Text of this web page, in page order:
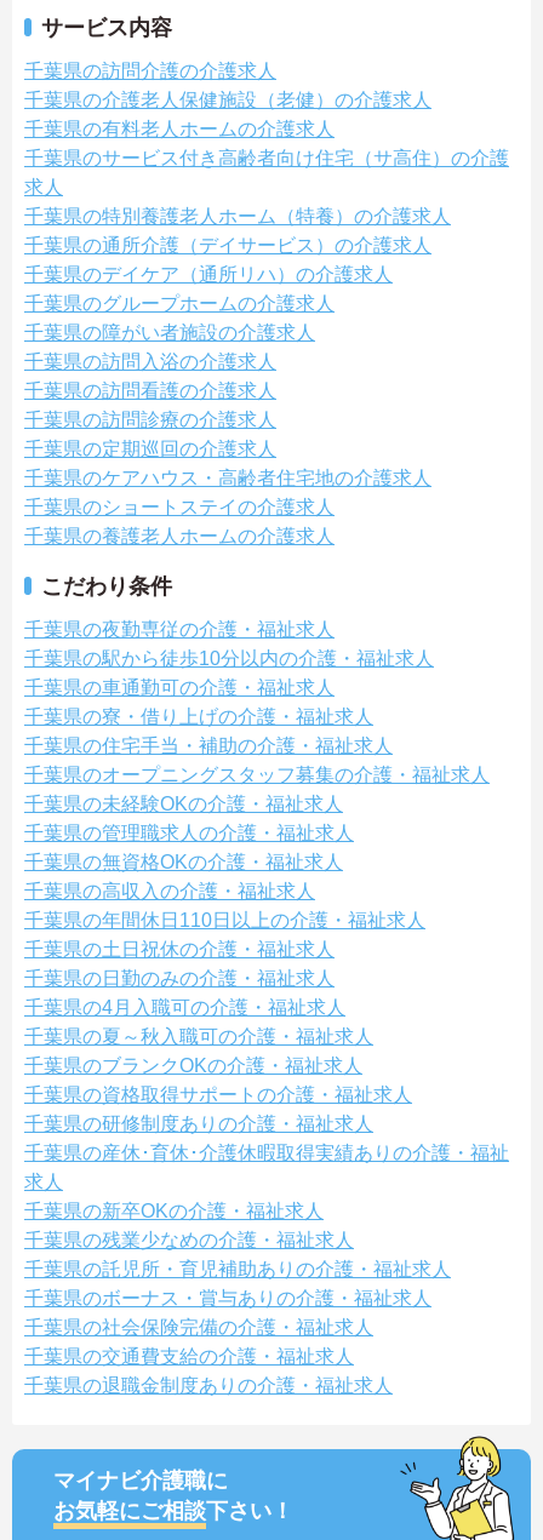
サービス内容
千葉県の訪問介護の介護求人
千葉県の介護老人保健施設（老健）の介護求人
千葉県の有料老人ホームの介護求人
千葉県のサービス付き高齢者向け住宅（サ高住）の介護
求人
千葉県の特別養護老人ホーム（特養）の介護求人
千葉県の通所介護（デイサービス）の介護求人
千葉県のデイケア（通所リハ）の介護求人
千葉県のグループホームの介護求人
千葉県の障がい者施設の介護求人
千葉県の訪問入浴の介護求人
千葉県の訪問看護の介護求人
千葉県の訪問診療の介護求人
千葉県の定期巡回の介護求人
千葉県のケアハウス・高齢者住宅地の介護求人
千葉県のショートステイの介護求人
千葉県の養護老人ホームの介護求人
こだわり条件
千葉県の夜勤専従の介護・福祉求人
千葉県の駅から徒歩10分以内の介護・福祉求人
千葉県の車通勤可の介護・福祉求人
千葉県の寮・借り上げの介護・福祉求人
千葉県の住宅手当・補助の介護・福祉求人
千葉県のオープニングスタッフ募集の介護・福祉求人
千葉県の未経験OKの介護・福祉求人
千葉県の管理職求人の介護・福祉求人
千葉県の無資格OKの介護・福祉求人
千葉県の高収入の介護・福祉求人
千葉県の年間休日110日以上の介護・福祉求人
千葉県の土日祝休の介護・福祉求人
千葉県の日勤のみの介護・福祉求人
千葉県の4月入職可の介護・福祉求人
千葉県の夏～秋入職可の介護・福祉求人
千葉県のブランクOKの介護・福祉求人
千葉県の資格取得サポートの介護・福祉求人
千葉県の研修制度ありの介護・福祉求人
千葉県の産休･育休･介護休暇取得実績ありの介護・福祉
求人
千葉県の新卒OKの介護・福祉求人
千葉県の残業少なめの介護・福祉求人
千葉県の託児所・育児補助ありの介護・福祉求人
千葉県のボーナス・賞与ありの介護・福祉求人
千葉県の社会保険完備の介護・福祉求人
千葉県の交通費支給の介護・福祉求人
千葉県の退職金制度ありの介護・福祉求人
マイナビ介護職に
お気軽にご相談下さい！